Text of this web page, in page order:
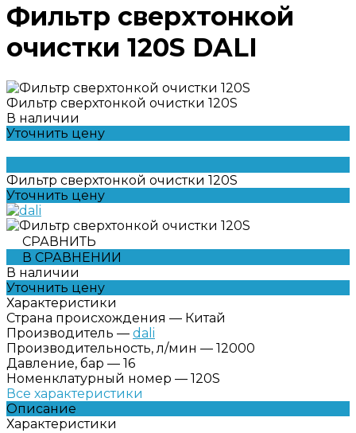
Фильтр сверхтонкой
очистки 120S DALI
Фильтр сверхтонкой очистки 120S
В наличии
Уточнить цену
Фильтр сверхтонкой очистки 120S
Уточнить цену
СРАВНИТЬ
В СРАВНЕНИИ
В наличии
Уточнить цену
Характеристики
Страна происхождения — Китай
Производитель — dali
Производительность, л/мин — 12000
Давление, бар — 16
Номенклатурный номер — 120S
Все характеристики
Описание
Характеристики